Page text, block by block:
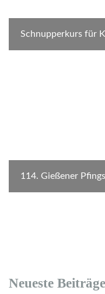
Schnupperkurs für
114. Gießener
Neueste Beiträge